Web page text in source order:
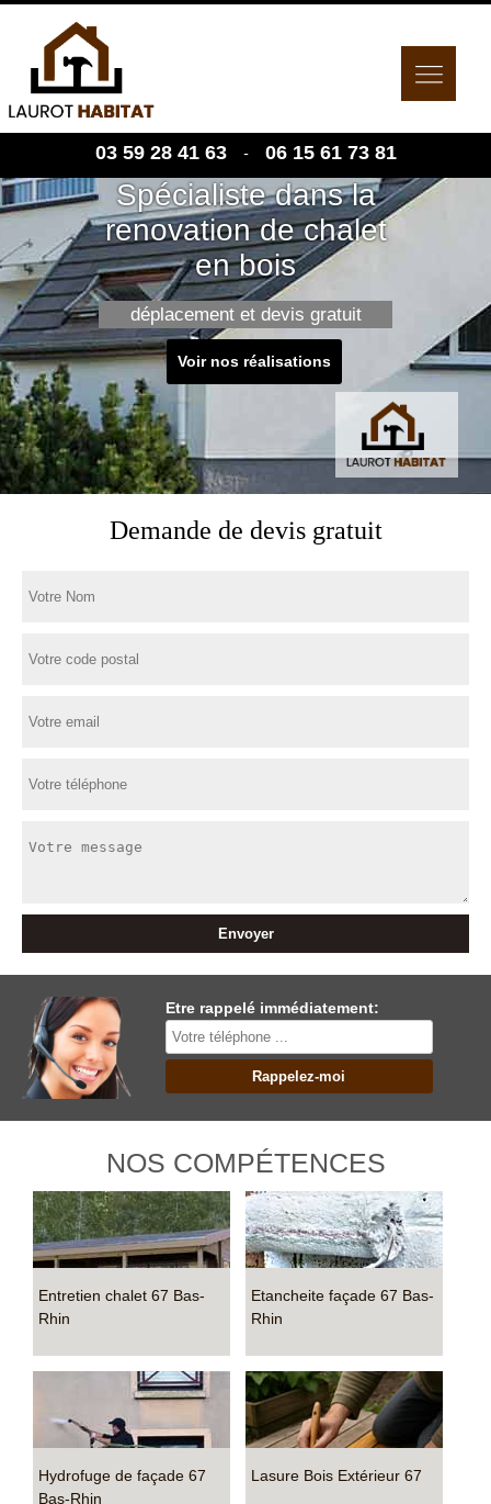
03 59 28 41 63 - 06 15 61 73 81
Spécialiste dans la
renovation de chalet
en bois
déplacement et devis gratuit
Voir nos réalisations
Demande de devis gratuit
Etre rappelé immédiatement:
NOS COMPÉTENCES
Entretien chalet 67 Bas-
Rhin
Etancheite façade 67 Bas-
Rhin
Hydrofuge de façade 67
Bas-Rhin
Lasure Bois Extérieur 67